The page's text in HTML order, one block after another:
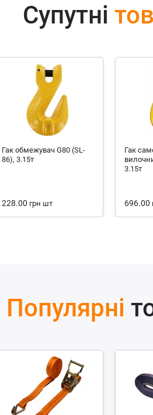
Супутні
Гак обмежувач G80 (SL-
86), 3.15т
228.00 грн шт
Гак
3.15т
696.00
Популярні